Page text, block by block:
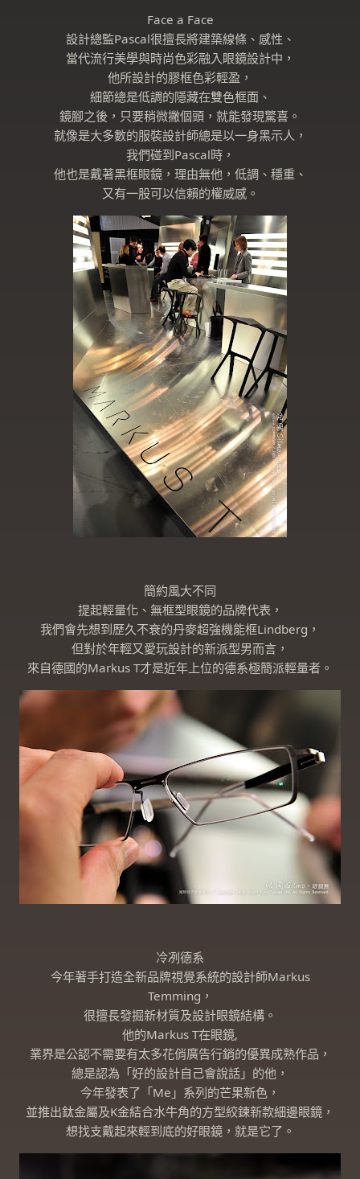
Face a Face
設計總監Pascal很擅長將建築線條、感性、
當代流行美學與時尚色彩融入眼鏡設計中，
他所設計的膠框色彩輕盈，
細節總是低調的隱藏在雙色框面、
鏡腳之後，只要稍微撇個頭，就能發現驚喜。
就像是大多數的服裝設計師總是以一身黑示人，
我們碰到Pascal時，
他也是戴著黑框眼鏡，理由無他，低調、穩重、
又有一股可以信賴的權威感。
簡約風大不同
提起輕量化、無框型眼鏡的品牌代表，
我們會先想到歷久不衰的丹麥超強機能框Lindberg，
但對於年輕又愛玩設計的新派型男而言，
來自德國的Markus T才是近年上位的德系極簡派輕量者。
冷冽德系
今年著手打造全新品牌視覺系統的設計師Markus
Temming，
很擅長發掘新材質及設計眼鏡結構。
他的Markus T在眼鏡,
業界是公認不需要有太多花俏廣告行銷的優異成熟作品，
總是認為「好的設計自己會說話」的他，
今年發表了「Me」系列的芒果新色，
並推出鈦金屬及K金結合水牛角的方型絞鍊新款細邊眼鏡，
想找支戴起來輕到底的好眼鏡，就是它了。